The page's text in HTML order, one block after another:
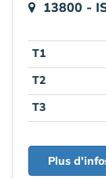
13800 -
T1
T2
T3
Plus